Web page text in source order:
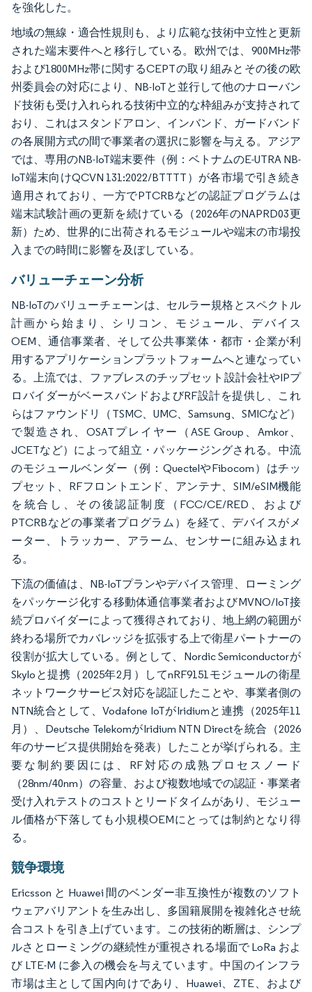
を強化した。
地域の無線・適合性規則も、より広範な技術中立性と更新
された端末要件へと移行している。欧州では、900MHz帯
および1800MHz帯に関するCEPTの取り組みとその後の欧
州委員会の対応により、NB-IoTと並行して他のナローバン
ド技術も受け入れられる技術中立的な枠組みが支持されて
おり、これはスタンドアロン、インバンド、ガードバンド
の各展開方式の間で事業者の選択に影響を与える。アジア
では、専用のNB-IoT端末要件（例：ベトナムのE-UTRA NB-
IoT端末向けQCVN 131:2022/BTTTT）が各市場で引き続き
適用されており、一方でPTCRBなどの認証プログラムは
端末試験計画の更新を続けている（2026年のNAPRD03更
新）ため、世界的に出荷されるモジュールや端末の市場投
入までの時間に影響を及ぼしている。
バリューチェーン分析
NB-IoTのバリューチェーンは、セルラー規格とスペクトル
計画から始まり、シリコン、モジュール、デバイス
OEM、通信事業者、そして公共事業体・都市・企業が利
用するアプリケーションプラットフォームへと連なってい
る。上流では、ファブレスのチップセット設計会社やIPプ
ロバイダーがベースバンドおよびRF設計を提供し、これ
らはファウンドリ（TSMC、UMC、Samsung、SMICなど）
で製造され、OSATプレイヤー（ASE Group、Amkor、
JCETなど）によって組立・パッケージングされる。中流
のモジュールベンダー（例：QuectelやFibocom）はチッ
プセット、RFフロントエンド、アンテナ、SIM/eSIM機能
を統合し、その後認証制度（FCC/CE/RED、および
PTCRBなどの事業者プログラム）を経て、デバイスがメ
ーター、トラッカー、アラーム、センサーに組み込まれ
る。
下流の価値は、NB-IoTプランやデバイス管理、ローミング
をパッケージ化する移動体通信事業者およびMVNO/IoT接
続プロバイダーによって獲得されており、地上網の範囲が
終わる場所でカバレッジを拡張する上で衛星パートナーの
役割が拡大している。例として、Nordic Semiconductorが
Skyloと提携（2025年2月）してnRF9151モジュールの衛星
ネットワークサービス対応を認証したことや、事業者側の
NTN統合として、Vodafone IoTがIridiumと連携（2025年11
月）、Deutsche TelekomがIridium NTN Directを統合（2026
年のサービス提供開始を発表）したことが挙げられる。主
要な制約要因には、RF対応の成熟プロセスノード
（28nm/40nm）の容量、および複数地域での認証・事業者
受け入れテストのコストとリードタイムがあり、モジュー
ル価格が下落しても小規模OEMにとっては制約となり得
る。
競争環境
Ericsson と Huawei 間のベンダー非互換性が複数のソフト
ウェアバリアントを生み出し、多国籍展開を複雑化させ統
合コストを引き上げています。この技術的断層は、シンプ
ルさとローミングの継続性が重視される場面で LoRa およ
び LTE-M に参入の機会を与えています。中国のインフラ
市場は主として国内向けであり、Huawei、ZTE、および